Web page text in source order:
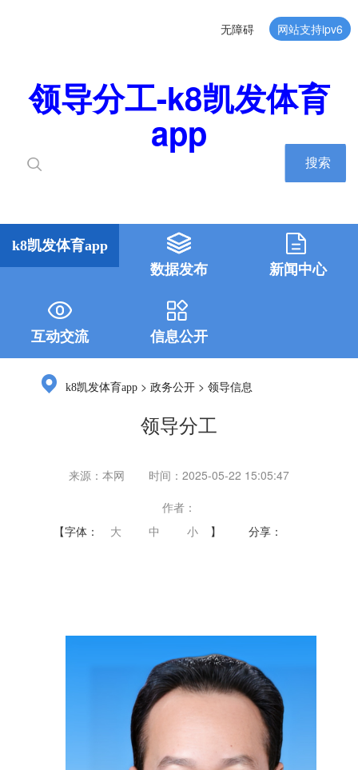
无障碍 网站支持ipv6
领导分工-k8凯发体育
app
搜索
k8凯发体育app
数据发布
新闻中心
互动交流 信息公开
k8凯发体育app >政务公开 >领导信息
领导分工
来源：本网
时间：2025-05-22 15:05:47
作者：
【字体：
大 中 小 】 分享：